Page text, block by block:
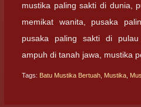
mustika paling sakti di dunia,
memikat wanita, pusaka
pusaka paling sakti di
ampuh di tanah jawa, mustika
Tags: Batu Mustika Bertuah Mustika